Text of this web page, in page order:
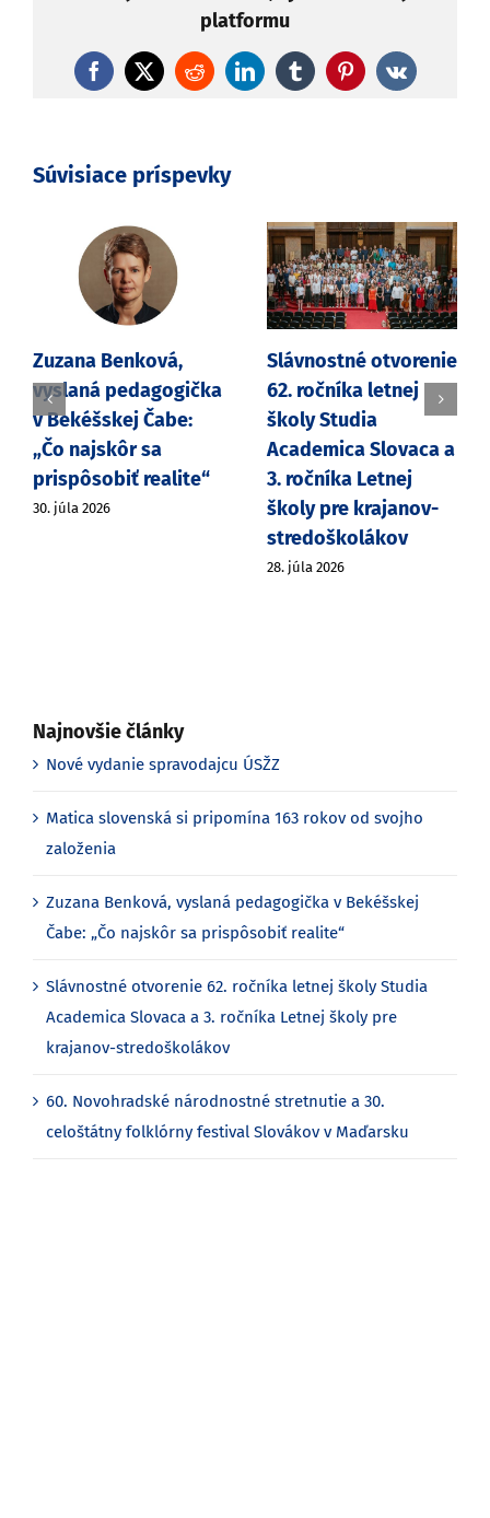
platformu
Facebook
X RedditLinkedInTumblrPinterest
Vk
Súvisiace príspevky
Zuzana Benková,
vyslaná pedagogička
v Bekéšskej Čabe:
„Čo najskôr sa
prispôsobiť realite“
30. júla 2026
Slávnostné otvorenie
62. ročníka letnej
školy Studia
Academica Slovaca a
3. ročníka Letnej
školy pre krajanov-
stredoškolákov
28. júla 2026
Najnovšie články
Nové vydanie spravodajcu ÚSŽZ
Matica slovenská si pripomína 163 rokov od svojho
založenia
Zuzana Benková, vyslaná pedagogička v Bekéšskej
Čabe: „Čo najskôr sa prispôsobiť realite“
Slávnostné otvorenie 62. ročníka letnej školy Studia
Academica Slovaca a 3. ročníka Letnej školy pre
krajanov-stredoškolákov
60. Novohradské národnostné stretnutie a 30.
celoštátny folklórny festival Slovákov v Maďarsku